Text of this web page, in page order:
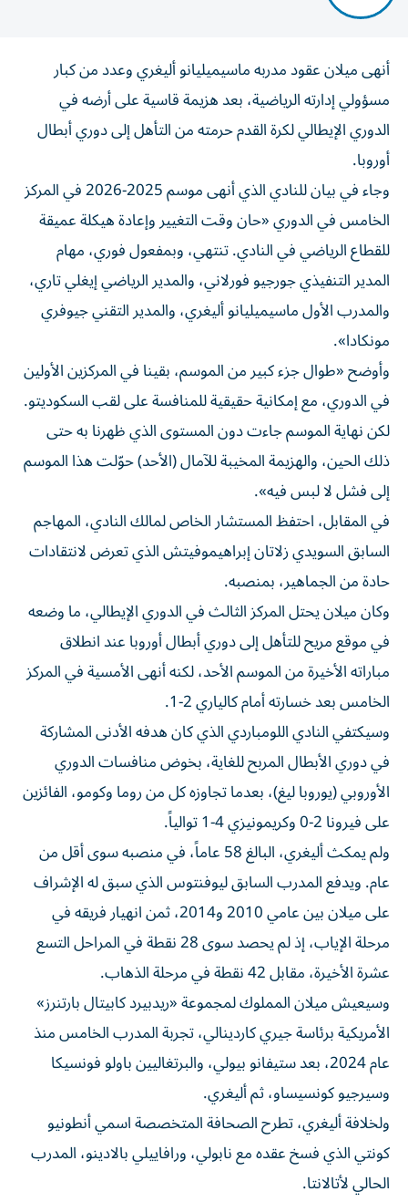
أنهى ميلان عقود مدربه ماسيميليانو أليغري وعدد من كبار
مسؤولي إدارته الرياضية، بعد هزيمة قاسية على أرضه في
الدوري الإيطالي لكرة القدم حرمته من التأهل إلى دوري أبطال
أوروبا.
وجاء في بيان للنادي الذي أنهى موسم 2025-2026 في المركز
الخامس في الدوري «حان وقت التغيير وإعادة هيكلة عميقة
للقطاع الرياضي في النادي. تنتهي، وبمفعول فوري، مهام
المدير التنفيذي جورجيو فورلاني، والمدير الرياضي إيغلي تاري،
والمدرب الأول ماسيميليانو أليغري، والمدير التقني جيوفري
مونكادا».
وأوضح «طوال جزء كبير من الموسم، بقينا في المركزين الأولين
في الدوري، مع إمكانية حقيقية للمنافسة على لقب السكوديتو.
لكن نهاية الموسم جاءت دون المستوى الذي ظهرنا به حتى
ذلك الحين، والهزيمة المخيبة للآمال (الأحد) حوّلت هذا الموسم
إلى فشل لا لبس فيه».
في المقابل، احتفظ المستشار الخاص لمالك النادي، المهاجم
السابق السويدي زلاتان إبراهيموفيتش الذي تعرض لانتقادات
حادة من الجماهير، بمنصبه.
وكان ميلان يحتل المركز الثالث في الدوري الإيطالي، ما وضعه
في موقع مريح للتأهل إلى دوري أبطال أوروبا عند انطلاق
مباراته الأخيرة من الموسم الأحد، لكنه أنهى الأمسية في المركز
الخامس بعد خسارته أمام كالياري 2-1.
وسيكتفي النادي اللومباردي الذي كان هدفه الأدنى المشاركة
في دوري الأبطال المربح للغاية، بخوض منافسات الدوري
الأوروبي (يوروبا ليغ)، بعدما تجاوزه كل من روما وكومو، الفائزين
على فيرونا 2-0 وكريمونيزي 4-1 توالياً.
ولم يمكث أليغري، البالغ 58 عاماً، في منصبه سوى أقل من
عام. ويدفع المدرب السابق ليوفنتوس الذي سبق له الإشراف
على ميلان بين عامي 2010 و2014، ثمن انهيار فريقه في
مرحلة الإياب، إذ لم يحصد سوى 28 نقطة في المراحل التسع
عشرة الأخيرة، مقابل 42 نقطة في مرحلة الذهاب.
وسيعيش ميلان المملوك لمجموعة «ريدبيرد كابيتال بارتنرز»
الأمريكية برئاسة جيري كاردينالي، تجربة المدرب الخامس منذ
عام 2024، بعد ستيفانو بيولي، والبرتغاليين باولو فونسيكا
وسيرجيو كونسيساو، ثم أليغري.
ولخلافة أليغري، تطرح الصحافة المتخصصة اسمي أنطونيو
كونتي الذي فسخ عقده مع نابولي، ورافاييلي بالادينو، المدرب
الحالي لأتالانتا.